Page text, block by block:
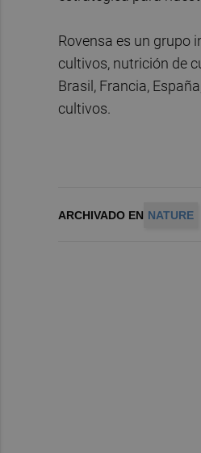
Rovensa es un grupo
cultivos, nutrición de
Brasil, Francia,
cultivos.
ARCHIVADO EN NATURE